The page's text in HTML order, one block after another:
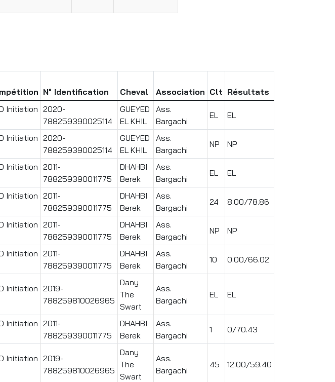
N° Identification Cheval Association Clt Résultats
Initiation 2020-
788259390025114
GUEYED
EL KHIL
Ass.
Bargachi
EL EL
Initiation 2020-
788259390025114
GUEYED
EL KHIL
Ass.
Bargachi
NP NP
Initiation 2011-
788259390011775
DHAHBI
Berek
Ass.
Bargachi
EL EL
Initiation 2011-
788259390011775
DHAHBI
Berek
Ass.
Bargachi
24 8.00/78.86
Initiation 2011-
788259390011775
DHAHBI
Berek
Ass.
Bargachi
NP NP
Initiation 2011-
788259390011775
DHAHBI
Berek
Ass.
Bargachi
10 0.00/66.02
Initiation 2019-
788259810026965
Dany
The
Swart
Ass.
Bargachi
EL EL
Initiation 2011-
788259390011775
DHAHBI
Berek
Ass.
Bargachi
1 0/70.43
Initiation 2019-
788259810026965
Dany
The
Swart
Ass.
Bargachi
45 12.00/59.40